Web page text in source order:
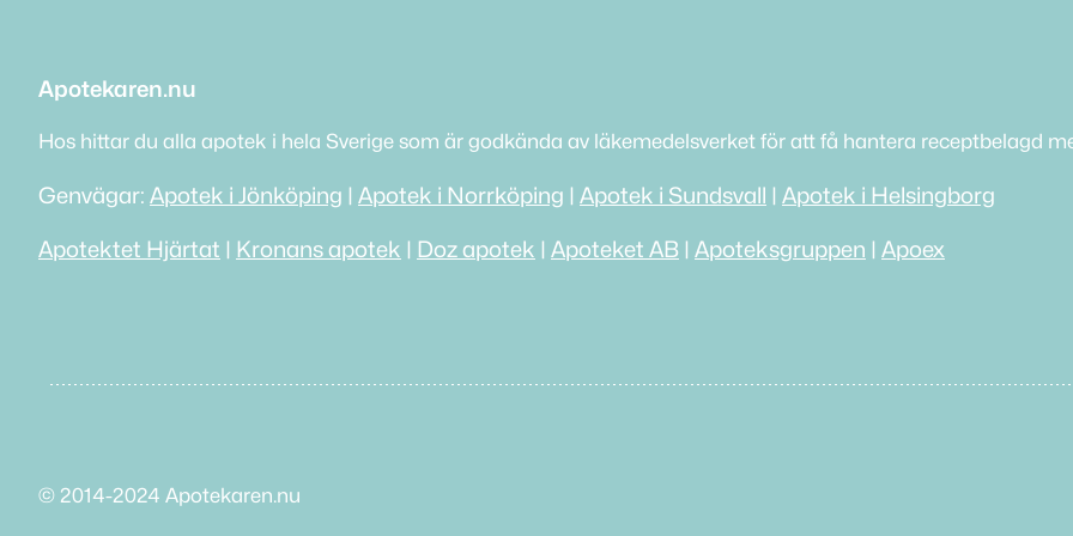
Apotekaren.nu
Hos hittar du alla apotek i hela Sverige som är godkända av läkemedelsverket för att få hantera receptbelagd
Genvägar: Apotek i Jönköping | Apotek i Norrköping | Apotek i Sundsvall | Apotek i Helsingborg
Apotektet Hjärtat | Kronans apotek | Doz apotek | Apoteket AB | Apoteksgruppen | Apoex
© 2014-2024 Apotekaren.nu